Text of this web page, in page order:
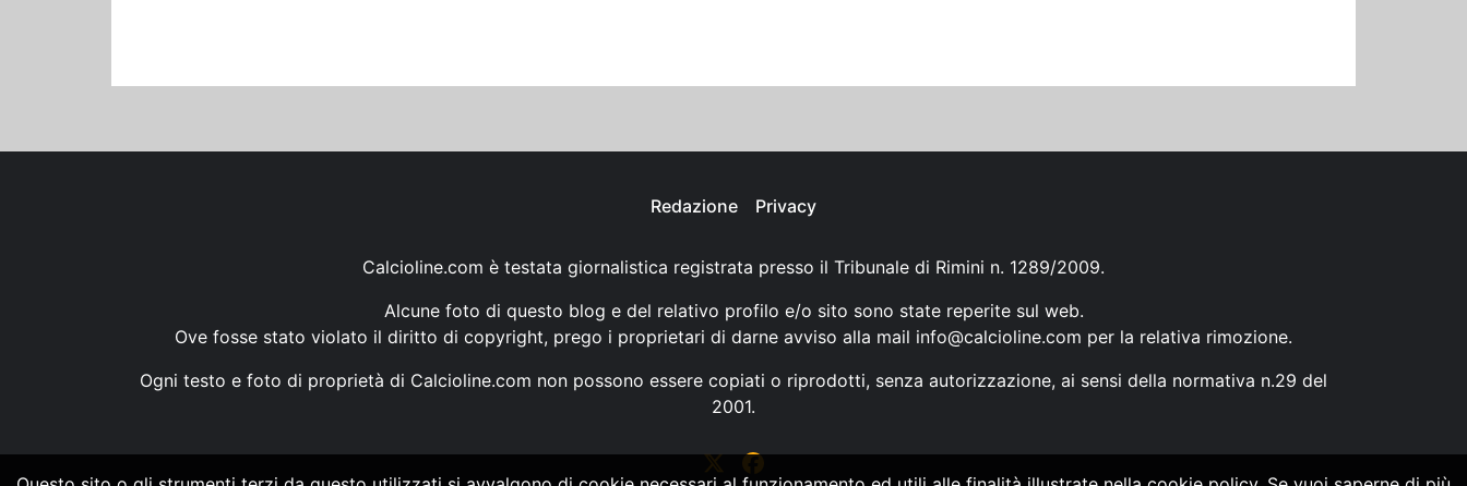
Redazione Privacy
Calcioline.com è testata giornalistica registrata presso il Tribunale di Rimini n. 1289/2009.
Alcune foto di questo blog e del relativo profilo e/o sito sono state reperite sul web.
Ove fosse stato violato il diritto di copyright, prego i proprietari di darne avviso alla mail info@calcioline.com per la relativa rimozione.
Ogni testo e foto di proprietà di Calcioline.com non possono essere copiati o riprodotti, senza autorizzazione, ai sensi della normativa n.29 del
2001.